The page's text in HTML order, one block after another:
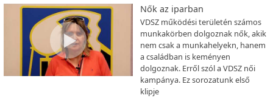
Nők az iparban
VDSZ működési területén számos
munkakörben dolgoznak nők, akik
nem csak a munkahelyekn, hanem
a családban is keményen
dolgoznak. Erről szól a VDSZ női
kampánya. Ez sorozatunk első
klipje